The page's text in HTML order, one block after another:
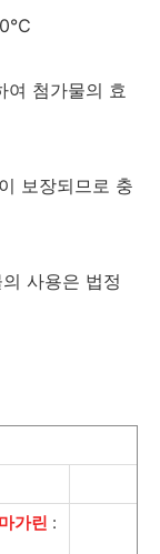
여 첨가물의 효
보장되므로 충
사용은 법정
가린 :